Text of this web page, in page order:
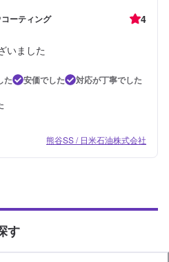
ーティング 4
いました
た 安価でした
対応が丁寧でした
熊谷SS / 日米石油株式会社
す